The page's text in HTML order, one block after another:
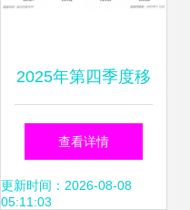
2025年第四季度移
动互联网行业数据
研究报告 数据服务
查看详情
更新时间：2026-08-08
05:11:03